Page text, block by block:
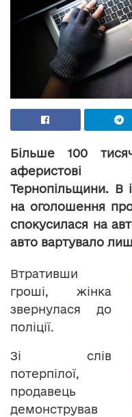
Більше 100
аферистові
Тернопільщини. В
на оголошення
спокусилася на
авто вартувало
Втративши
гроші, жінка
звернулася до
поліції.
Зі слів
потерпілої,
продавець
демонстрував